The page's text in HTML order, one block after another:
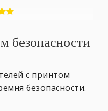
безопасности
с принтом
безопасности.